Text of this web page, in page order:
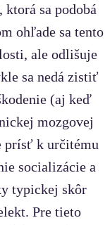
sa podobá
ohľade sa tento
ale odlišuje
sa nedá zistiť
(aj keď
mozgovej
prísť k určitému
socializácie a
typickej skôr
Pre tieto